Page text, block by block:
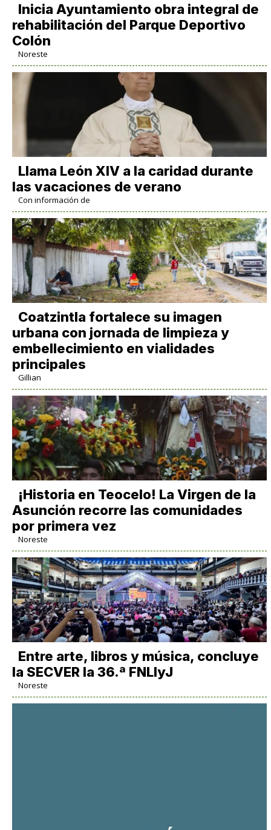
Inicia Ayuntamiento obra integral de
rehabilitación del Parque Deportivo
Colón
Noreste
Llama León XIV a la caridad durante
las vacaciones de verano
Con información de
Coatzintla fortalece su imagen
urbana con jornada de limpieza y
embellecimiento en vialidades
principales
Gillian
​¡Historia en Teocelo! La Virgen de la
Asunción recorre las comunidades
por primera vez
Noreste
Entre arte, libros y música, concluye
la SECVER la 36.ª FNLIyJ
Noreste